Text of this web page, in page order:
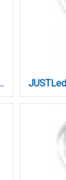
Dimmable ( B276010202)